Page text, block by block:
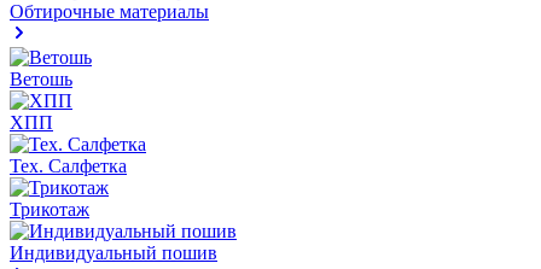
Обтирочные материалы
Ветошь
ХПП
Тех. Салфетка
Трикотаж
Индивидуальный пошив